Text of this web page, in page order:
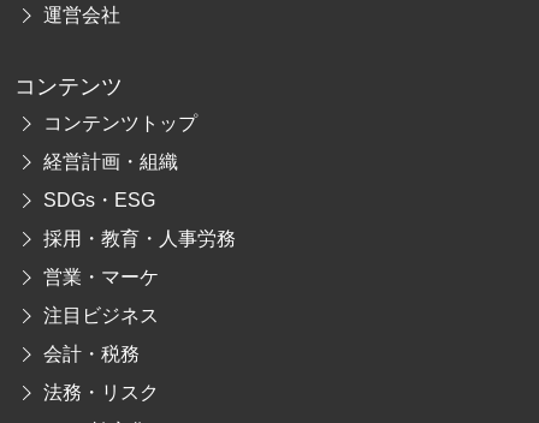
運営会社
コンテンツ
コンテンツトップ
経営計画・組織
SDGs・ESG
採用・教育・人事労務
営業・マーケ
注目ビジネス
会計・税務
法務・リスク